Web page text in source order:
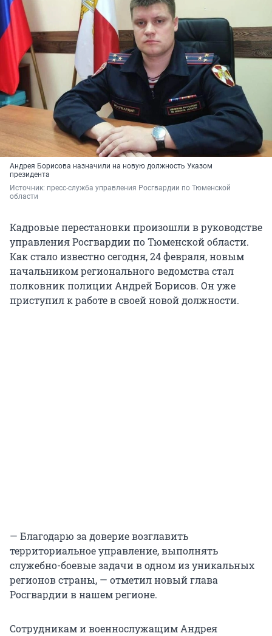
Андрея Борисова назначили на новую должность Указом
президента
Источник: пресс-служба управления Росгвардии по Тюменской
области
Кадровые перестановки произошли в руководстве
управления Росгвардии по Тюменской области.
Как стало известно сегодня, 24 февраля, новым
начальником регионального ведомства стал
полковник полиции Андрей Борисов. Он уже
приступил к работе в своей новой должности.
— Благодарю за доверие возглавить
территориальное управление, выполнять
служебно-боевые задачи в одном из уникальных
регионов страны, — отметил новый глава
Росгвардии в нашем регионе.
Сотрудникам и военнослужащим Андрея